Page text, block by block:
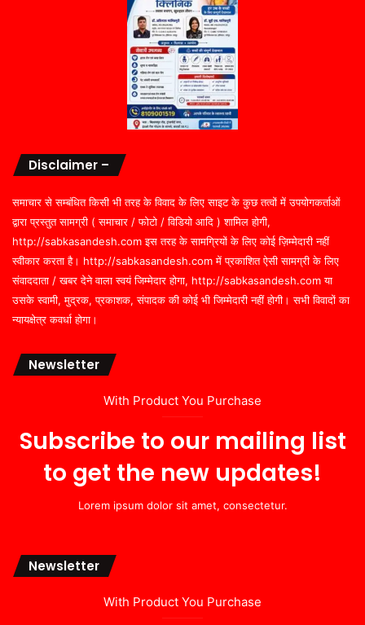
Disclaimer –
समाचार से सम्बंधित किसी भी तरह के विवाद के लिए साइट के कुछ तत्वों में उपयोगकर्ताओं
द्वारा प्रस्तुत सामग्री ( समाचार / फोटो / विडियो आदि ) शामिल होगी,
http://sabkasandesh.com इस तरह के सामग्रियों के लिए कोई ज़िम्मेदारी नहीं
स्वीकार करता है। http://sabkasandesh.com में प्रकाशित ऐसी सामग्री के लिए
संवाददाता / खबर देने वाला स्वयं जिम्मेदार होगा, http://sabkasandesh.com या
उसके स्वामी, मुद्रक, प्रकाशक, संपादक की कोई भी जिम्मेदारी नहीं होगी। सभी विवादों का
न्यायक्षेत्र कवर्धा होगा।
Newsletter
With Product You Purchase
Subscribe to our mailing list
to get the new updates!
Lorem ipsum dolor sit amet, consectetur.
Newsletter
With Product You Purchase